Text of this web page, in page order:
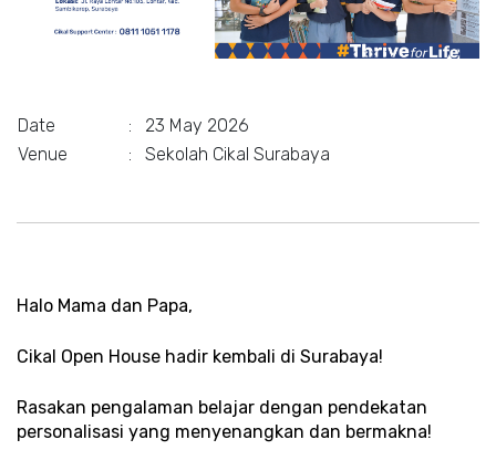
Date :
23 May 2026
Venue
: Sekolah Cikal Surabaya
Halo Mama dan Papa,
Cikal Open House hadir kembali di Surabaya!
Rasakan pengalaman belajar dengan pendekatan
personalisasi yang menyenangkan dan bermakna!